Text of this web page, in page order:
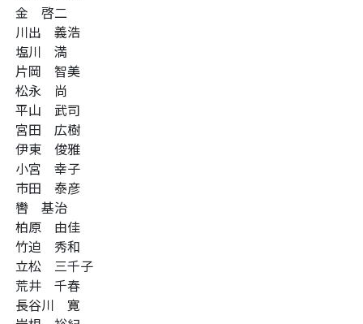
金 啓二
川出 義浩
塩川 満
片岡 智美
松永 尚
平山 武司
宮田 広樹
伊東 俊雅
小宮 幸子
市田 泰彦
轡 基治
柏原 由佳
竹迫 秀和
立松 三千子
荒井 千春
長谷川 寛